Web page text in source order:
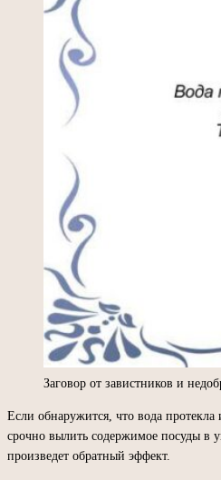
Заговор от завистников и
Если обнаружится, что вода протекла
срочно вылить содержимое посуды в
произведет обратный эффект.